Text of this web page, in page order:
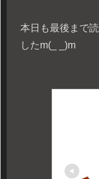
本日も最後まで
したm(_ _)m